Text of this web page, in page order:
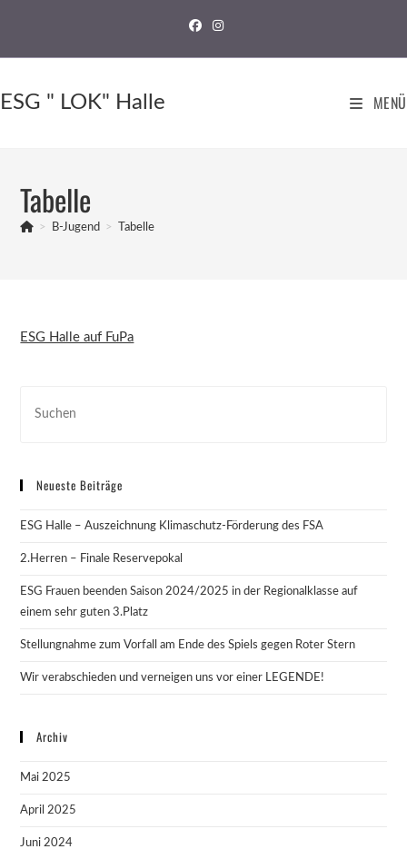
ESG " LOK" Halle MENÜ
Tabelle
> B-Jugend > Tabelle
ESG Halle auf FuPa
Neueste Beiträge
ESG Halle – Auszeichnung Klimaschutz-Förderung des FSA
2.Herren – Finale Reservepokal
ESG Frauen beenden Saison 2024/2025 in der Regionalklasse auf
einem sehr guten 3.Platz
Stellungnahme zum Vorfall am Ende des Spiels gegen Roter Stern
Wir verabschieden und verneigen uns vor einer LEGENDE!
Archiv
Mai 2025
April 2025
Juni 2024